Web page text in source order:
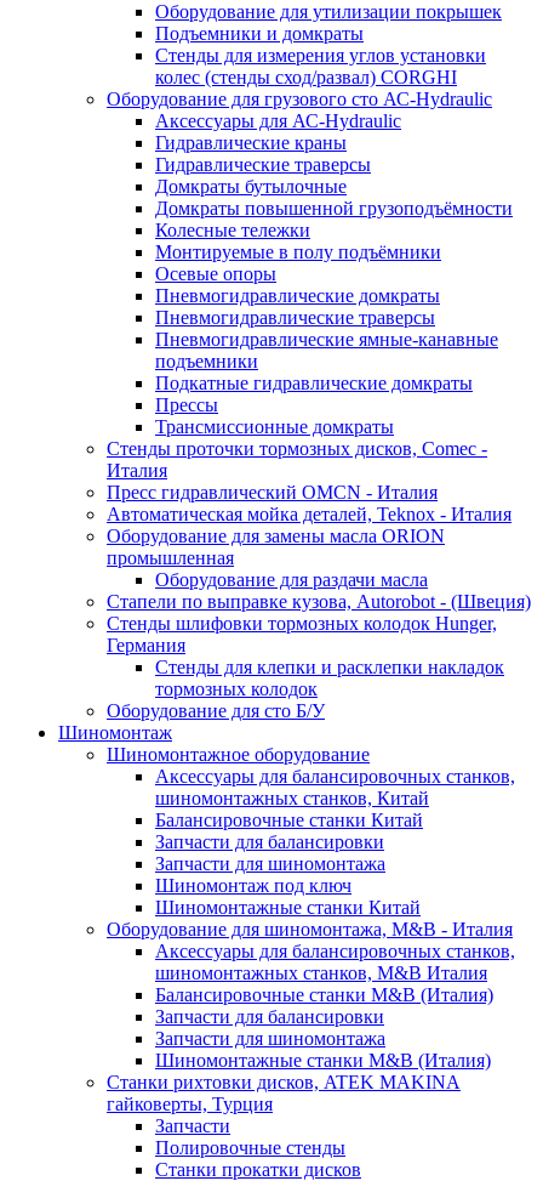
Оборудование для утилизации покрышек
Подъемники и домкраты
Стенды для измерения углов установки
колес (стенды сход/развал) CORGHI
Оборудование для грузового сто АС-Hydraulic
Аксессуары для АС-Hydraulic
Гидравлические краны
Гидравлические траверсы
Домкраты бутылочные
Домкраты повышенной грузоподъёмности
Колесные тележки
Монтируемые в полу подъёмники
Осевые опоры
Пневмогидравлические домкраты
Пневмогидравлические траверсы
Пневмогидравлические ямные-канавные
подъемники
Подкатные гидравлические домкраты
Прессы
Трансмиссионные домкраты
Стенды проточки тормозных дисков, Comec -
Италия
Пресс гидравлический OMCN - Италия
Автоматическая мойка деталей, Teknox - Италия
Оборудование для замены масла ORION
промышленная
Оборудование для раздачи масла
Стапели по выправке кузова, Autorobot - (Швеция)
Стенды шлифовки тормозных колодок Hunger,
Германия
Стенды для клепки и расклепки накладок
тормозных колодок
Оборудование для сто Б/У
Шиномонтаж
Шиномонтажное оборудование
Аксессуары для балансировочных станков,
шиномонтажных станков, Китай
Балансировочные станки Китай
Запчасти для балансировки
Запчасти для шиномонтажа
Шиномонтаж под ключ
Шиномонтажные станки Китай
Оборудование для шиномонтажа, M&B - Италия
Аксессуары для балансировочных станков,
шиномонтажных станков, M&B Италия
Балансировочные станки M&B (Италия)
Запчасти для балансировки
Запчасти для шиномонтажа
Шиномонтажные станки M&B (Италия)
Станки рихтовки дисков, ATEK MAKINA
гайковерты, Турция
Запчасти
Полировочные стенды
Станки прокатки дисков